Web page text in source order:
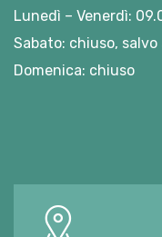
Lunedì – Venerdì:
Sabato: chiuso,
Domenica: chiuso